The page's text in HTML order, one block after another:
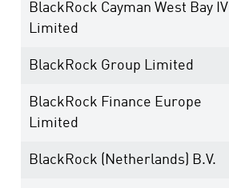
BlackRock Cayman West Bay IV
Limited
BlackRock Group Limited
BlackRock Finance Europe
Limited
BlackRock (Netherlands) B.V.